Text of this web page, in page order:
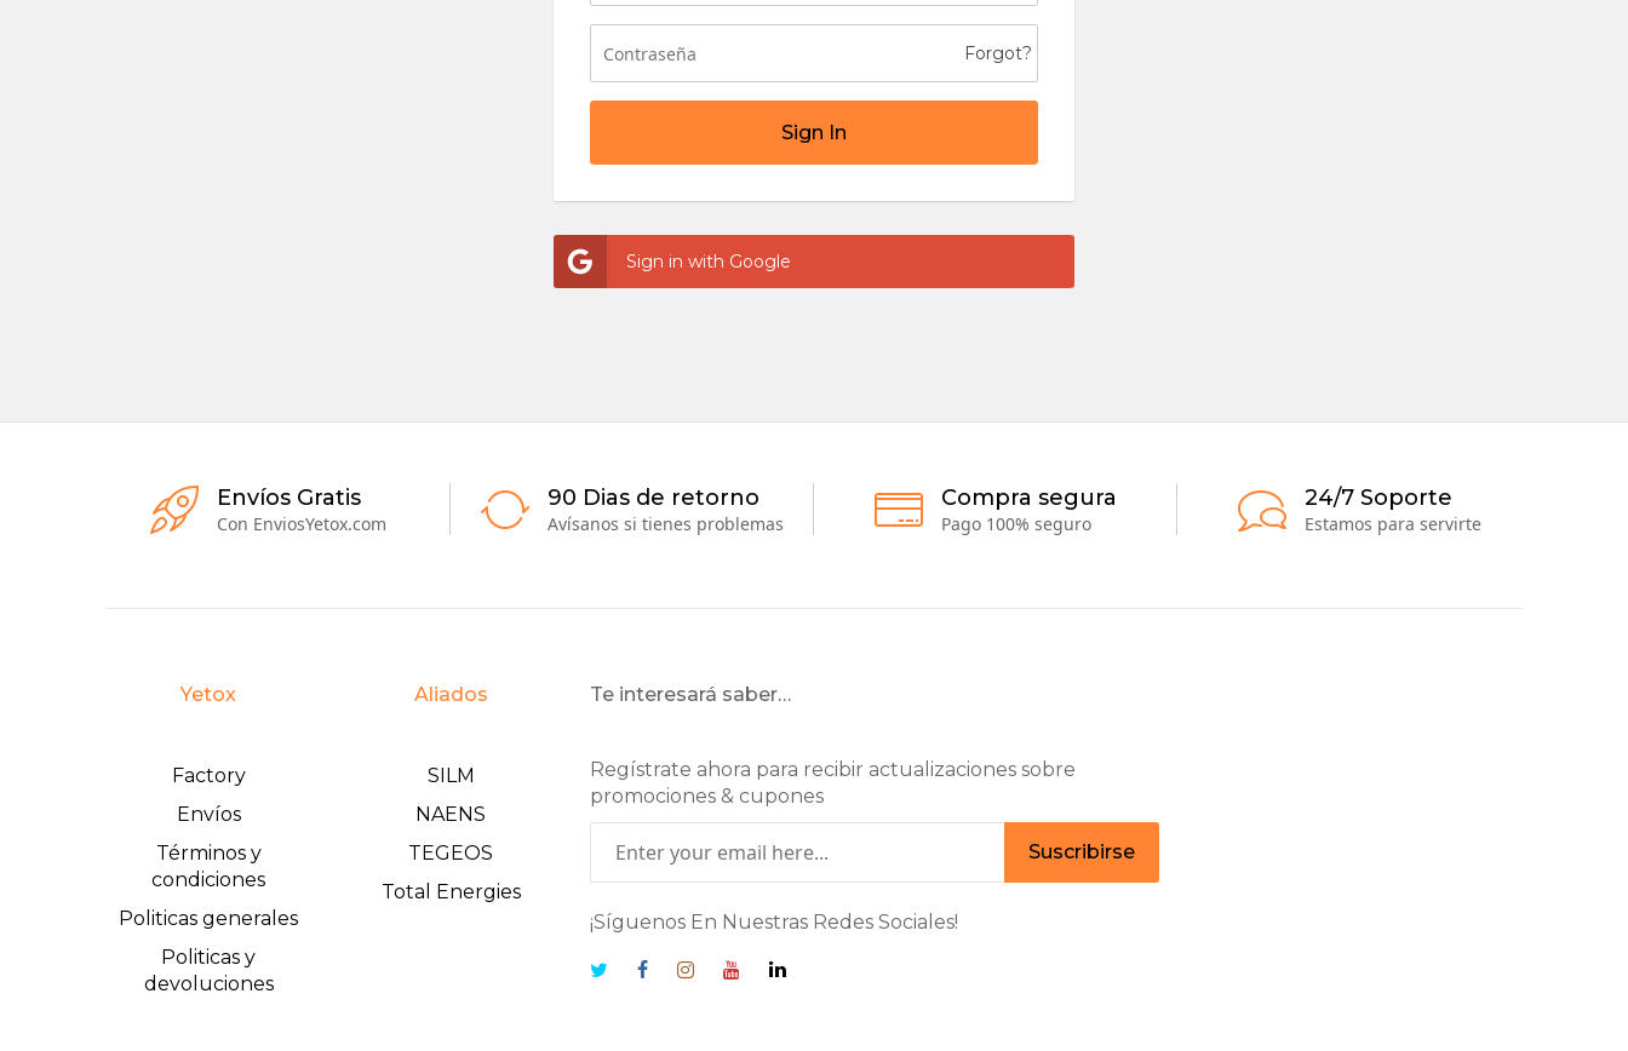
Forgot?
Sign In
Sign in with Google
Envíos Gratis
Con EnviosYetox.com
90 Dias de retorno
Avísanos si tienes problemas
Compra segura
Pago 100% seguro
24/7 Soporte
Estamos para servirte
Yetox
Factory
Envíos
Términos y
condiciones
Politicas generales
Politicas y
devoluciones
Aliados
SILM
NAENS
TEGEOS
Total Energies
Te interesará saber…
Regístrate ahora para recibir actualizaciones sobre
promociones & cupones
Suscribirse
¡Síguenos En Nuestras Redes Sociales!